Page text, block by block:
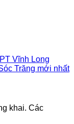
Vĩnh Long
Trăng mới nhất
khai. Các